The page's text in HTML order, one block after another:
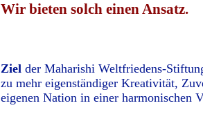
Wir bieten solch einen Ansatz.
Ziel der Maharishi Weltfriedens-
zu mehr eigenständiger Kreativität,
eigenen Nation in einer harmonischen